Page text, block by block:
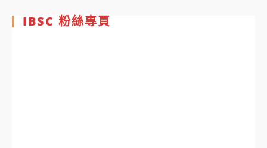
IBSC 粉絲專頁